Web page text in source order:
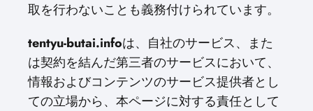
取を行わないことも義務付けられています。
tentyu-butai.infoは、自社のサービス、また
は契約を結んだ第三者のサービスにおいて、
情報およびコンテンツのサービス提供者とし
ての立場から、本ページに対する責任として